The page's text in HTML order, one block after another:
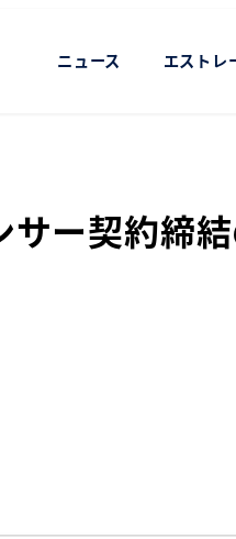
ニュース エストレ
サー契約締